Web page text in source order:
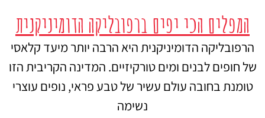
המפלים הכי יפים ברפובליקה הדומיניקנית
הרפובליקה הדומיניקנית היא הרבה יותר מיעד קלאסי
של חופים לבנים ומים טורקיזיים. המדינה הקריבית הזו
טומנת בחובה עולם עשיר של טבע פראי, נופים עוצרי
נשימה